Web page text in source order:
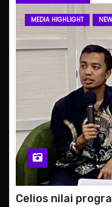
MEDIA HIGHLIGHT
Celios nilai